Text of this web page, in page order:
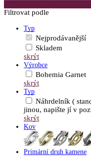
Filtrovat podle
Typ
Nejprodávanější
Skladem
skrýt
Výrobce
Bohemia Garnet
skrýt
Typ
Náhrdelník (
jinou, napište jí v
skrýt
Kov
Primární druh kamene